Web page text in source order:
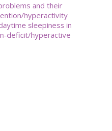
and their
hyperactivity
sleepiness in
deficit/hyperactive